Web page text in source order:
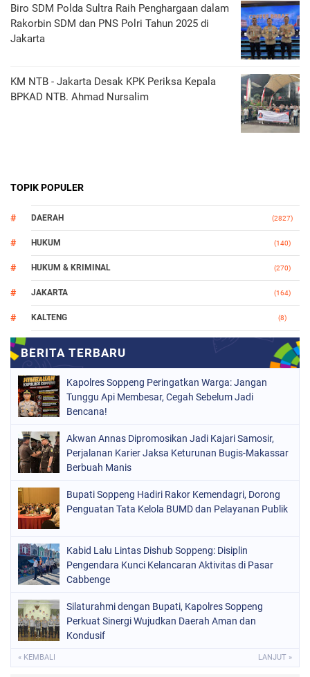
Biro SDM Polda Sultra Raih Penghargaan dalam
Rakorbin SDM dan PNS Polri Tahun 2025 di
Jakarta
KM NTB - Jakarta Desak KPK Periksa Kepala
BPKAD NTB. Ahmad Nursalim
TOPIK POPULER
DAERAH (2827)
HUKUM (140)
HUKUM & KRIMINAL (270)
JAKARTA (164)
KALTENG (8)
(112)
NASIONAL (966)
ORGANISASI
PERISTIWA
POLITIK
POLRI
SOPPENG (1979)
SULSEL
Kapolres Soppeng Peringatkan Warga: Jangan
Tunggu Api Membesar, Cegah Sebelum Jadi
Bencana!
Akwan Annas Dipromosikan Jadi Kajari Samosir,
Perjalanan Karier Jaksa Keturunan Bugis-Makassar
Berbuah Manis
Bupati Soppeng Hadiri Rakor Kemendagri, Dorong
Penguatan Tata Kelola BUMD dan Pelayanan Publik
Kabid Lalu Lintas Dishub Soppeng: Disiplin
Pengendara Kunci Kelancaran Aktivitas di Pasar
Cabbenge
Silaturahmi dengan Bupati, Kapolres Soppeng
Perkuat Sinergi Wujudkan Daerah Aman dan
Kondusif
« KEMBALI LANJUT »